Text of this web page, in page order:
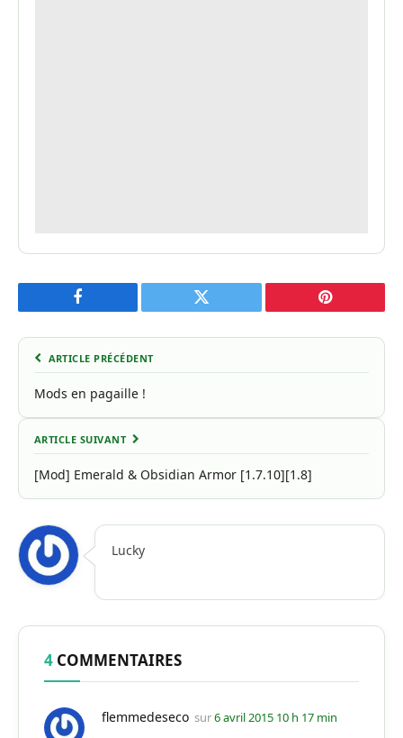
Facebook Twitter Pinterest
ARTICLE PRÉCÉDENT
Mods en pagaille !
ARTICLE SUIVANT
[Mod] Emerald & Obsidian Armor [1.7.10][1.8]
Lucky
4 COMMENTAIRES
flemmedeseco sur6 avril 2015 10 h 17 min